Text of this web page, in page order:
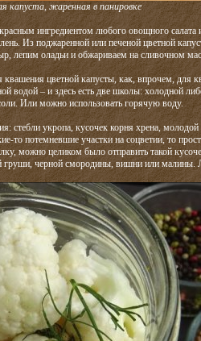
капуста, жаренная в панировке
ингредиентом любого овощного
Из поджаренной или печеной цветной
лепим оладьи и обжариваем на сливочном
цветной капусты, как, впрочем, для
водой – и здесь есть две школы: холодной
Или можно использовать горячую воду.
стебли укропа, кусочек корня хрена,
то потемневшие участки на соцветии, то
можно целиком было отправить такой
груши, черной смородины, вишни или